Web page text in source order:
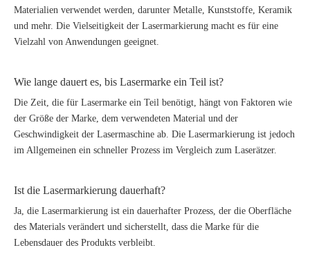
Materialien verwendet werden, darunter Metalle, Kunststoffe, Keramik
und mehr. Die Vielseitigkeit der Lasermarkierung macht es für eine
Vielzahl von Anwendungen geeignet.
Wie lange dauert es, bis Lasermarke ein Teil ist?
Die Zeit, die für Lasermarke ein Teil benötigt, hängt von Faktoren wie
der Größe der Marke, dem verwendeten Material und der
Geschwindigkeit der Lasermaschine ab. Die Lasermarkierung ist jedoch
im Allgemeinen ein schneller Prozess im Vergleich zum Laserätzer.
Ist die Lasermarkierung dauerhaft?
Ja, die Lasermarkierung ist ein dauerhafter Prozess, der die Oberfläche
des Materials verändert und sicherstellt, dass die Marke für die
Lebensdauer des Produkts verbleibt.